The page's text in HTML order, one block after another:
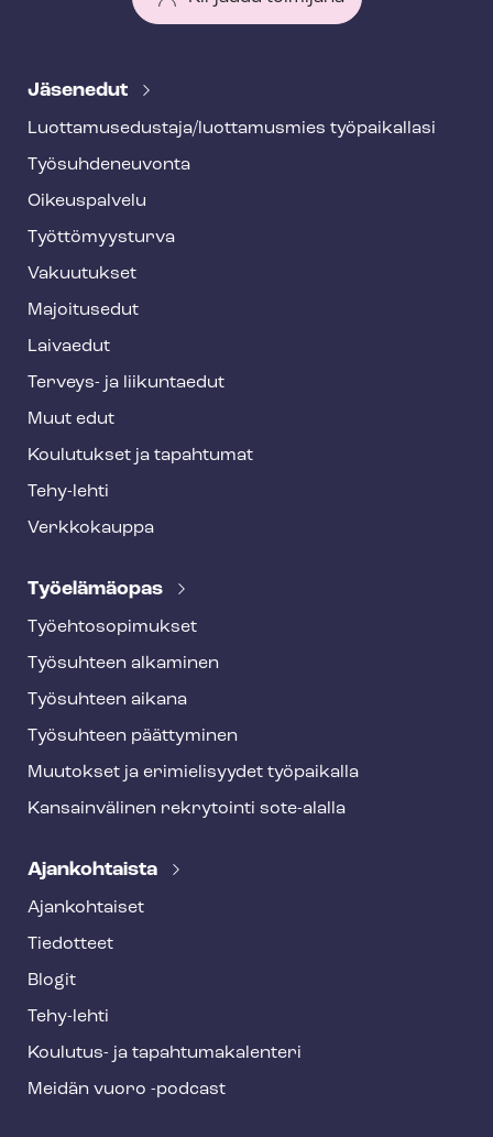
e
f
o
o
t
e
Jäsenedut
Luot­ta­muse­dus­ta­ja/luottamusmies työpaikallasi
Työ­suh­de­neu­von­ta
Oikeuspalvelu
Työt­tö­myys­tur­va
Vakuutukset
Majoitusedut
Laivaedut
Terveys- ja liikuntaedut
Muut edut
Koulutukset ja tapahtumat
Tehy-lehti
Verkkokauppa
Työelämäopas
Työ­eh­to­so­pi­muk­set
Työsuhteen alkaminen
Työsuhteen aikana
Työsuhteen päättyminen
Muutokset ja erimielisyydet työpaikalla
Kansainvälinen rekrytointi sote-alalla
Ajankohtaista
Ajankohtaiset
Tiedotteet
Blogit
Tehy-lehti
Koulutus- ja ta­pah­tu­ma­ka­len­te­ri
Meidän vuoro -podcast